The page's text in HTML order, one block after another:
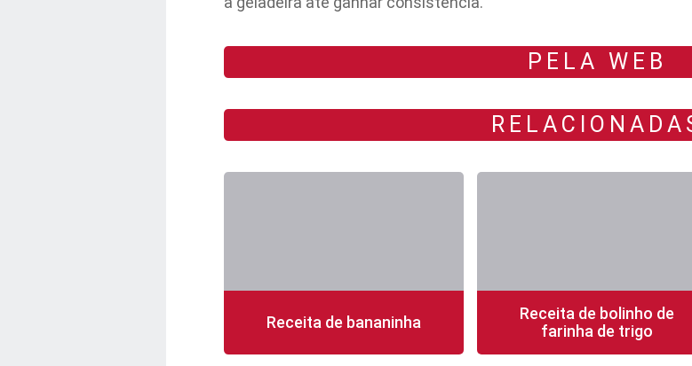
PELA WEB
Receita de bananinha
Receita de bolinho de
farinha de trigo
20 min 1 porção